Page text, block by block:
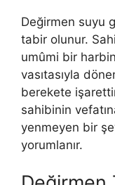
Değirmen suyu
tabir olunur.
umûmi bir
vasıtasıyla
berekete
sahibinin
yenmeyen bir
yorumlanır.